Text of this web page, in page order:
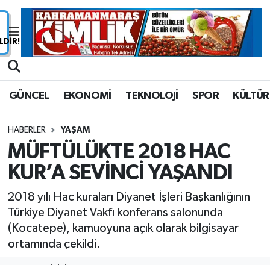
GÜNCEL EKONOMİ TEKNOLOJİ SPOR KÜLTÜR
HABERLER YAŞAM
MÜFTÜLÜKTE 2018 HAC
KUR’A SEVİNCİ YAŞANDI
2018 yılı Hac kuraları Diyanet İşleri Başkanlığının
Türkiye Diyanet Vakfı konferans salonunda
(Kocatepe), kamuoyuna açık olarak bilgisayar
ortamında çekildi.
Nöbetçi Eczaneler
Trafik Durumu
Süper Lig Puan Durumu ve Fikstür
Tüm Manşetler
Son Dakika Haberleri